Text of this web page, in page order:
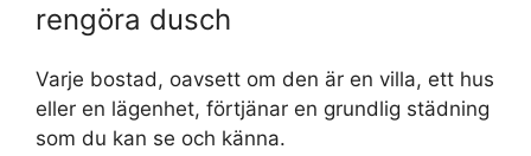
rengöra dusch
Varje bostad, oavsett om den är en villa, ett hus
eller en lägenhet, förtjänar en grundlig städning
som du kan se och känna.